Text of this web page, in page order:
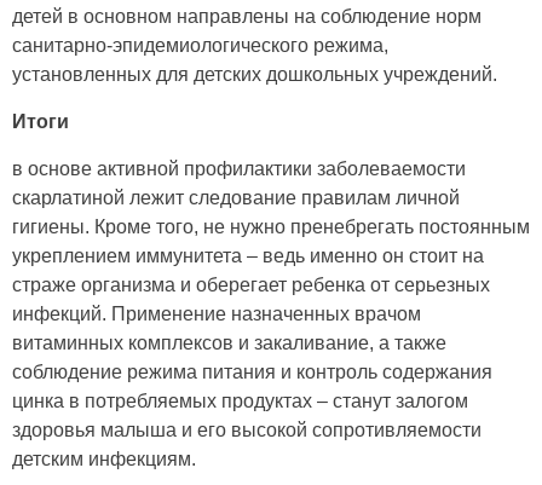
детей в основном направлены на соблюдение норм
санитарно-эпидемиологического режима,
установленных для детских дошкольных учреждений.
Итоги
в основе активной профилактики заболеваемости
скарлатиной лежит следование правилам личной
гигиены. Кроме того, не нужно пренебрегать постоянным
укреплением иммунитета – ведь именно он стоит на
страже организма и оберегает ребенка от серьезных
инфекций. Применение назначенных врачом
витаминных комплексов и закаливание, а также
соблюдение режима питания и контроль содержания
цинка в потребляемых продуктах – станут залогом
здоровья малыша и его высокой сопротивляемости
детским инфекциям.